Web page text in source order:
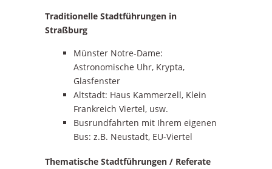
Traditionelle Stadtführungen in
Straßburg
Münster Notre-Dame:
Astronomische Uhr, Krypta,
Glasfenster
Altstadt: Haus Kammerzell, Klein
Frankreich Viertel, usw.
Busrundfahrten mit Ihrem eigenen
Bus: z.B. Neustadt, EU-Viertel
Thematische Stadtführungen / Referate